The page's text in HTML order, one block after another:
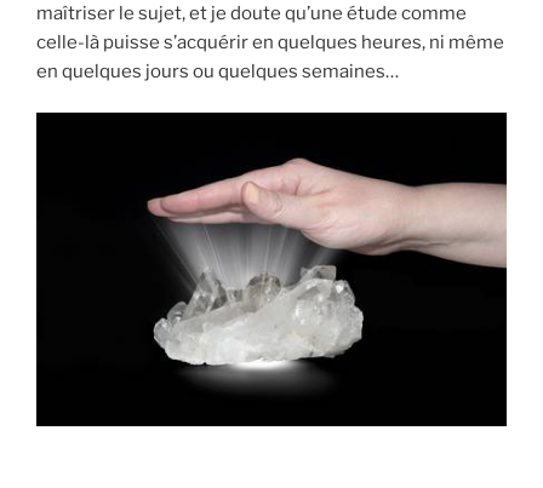
maîtriser le sujet, et je doute qu’une étude comme
celle-là puisse s’acquérir en quelques heures, ni même
en quelques jours ou quelques semaines…